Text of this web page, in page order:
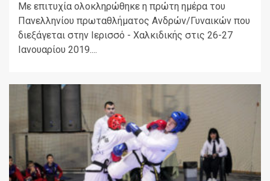
Με επιτυχία ολοκληρώθηκε η πρώτη ημέρα του
Πανελληνίου πρωταθλήματος Ανδρών/Γυναικών που
διεξάγεται στην Ιερισσό - Χαλκιδικής στις 26-27
Ιανουαρίου 2019....